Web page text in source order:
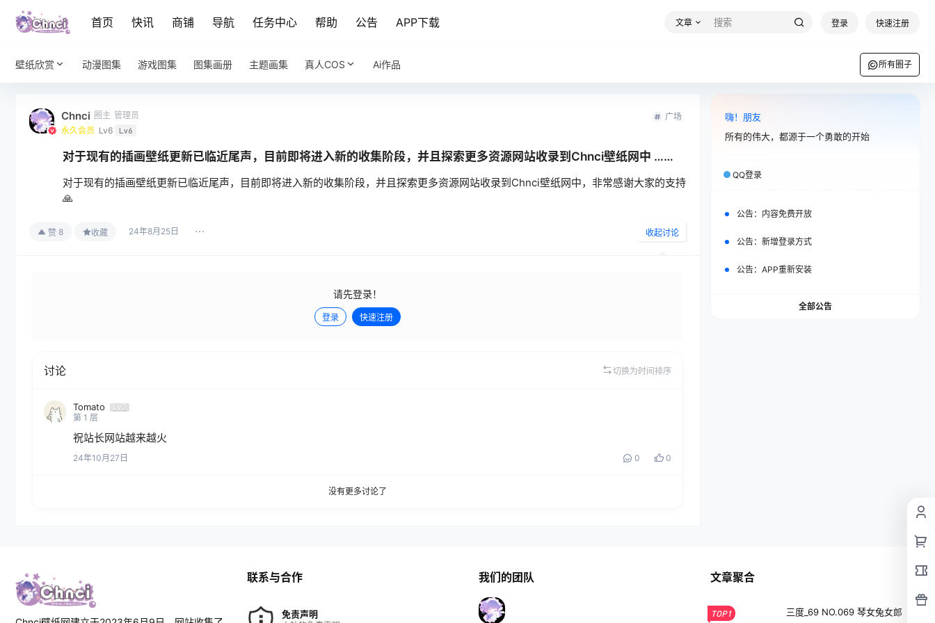
首页 快讯 商铺 导航 任务中心 帮助 公告 APP下载 文章 登录 快速注册
壁纸欣赏 动漫图集 游戏图集 图集画册 主题画集 真人COS Ai作品 所有圈子
Chnci 圈主 管理员
永久会员 Lv6 Lv6
广场
对于现有的插画壁纸更新已临近尾声，目前即将进入新的收集阶段，并且探索更多资源网站收录到Chnci壁纸网中 ……
对于现有的插画壁纸更新已临近尾声，目前即将进入新的收集阶段，并且探索更多资源网站收录到Chnci壁纸网中，非常感谢大家的支持
🙏
赞 8 收藏 24年8月25日 收起讨论
请先登录！
登录 快速注册
讨论 切换为时间排序
Tomato
Lv2
第 1 层
祝站长网站越来越火
24年10月27日 0 0
没有更多讨论了
嗨！朋友
所有的伟大，都源于一个勇敢的开始
QQ登录
公告： 内容免费开放
公告： 新增登录方式
公告： APP重新安装
全部公告
联系与合作
免责声明
我们的团队 文章聚合
TOP1 三度_69 NO.069 琴女兔女郎